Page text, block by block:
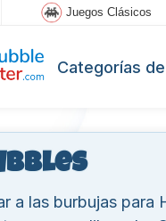
Juegos Clásicos
Categorías
a las burbujas para